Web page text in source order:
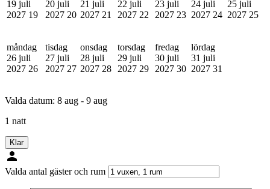
19 juli
2027 19
20 juli
2027 20
21 juli
2027 21
22 juli
2027 22
23 juli
2027 23
24 juli
2027 24
25 juli
2027 25
måndag
26 juli
2027 26
tisdag
27 juli
2027 27
onsdag
28 juli
2027 28
torsdag
29 juli
2027 29
fredag
30 juli
2027 30
lördag
31 juli
2027 31
Valda datum: 8 aug - 9 aug
1 natt
Klar
Valda antal gäster och rum